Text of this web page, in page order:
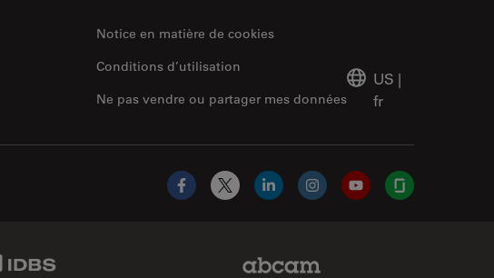
Notice en matière de cookies
Ne pas vendre ou partager mes données
Conditions d’utilisation
US |
fr
Facebook
X LinkedInInstagramYouTubeGlassdoor